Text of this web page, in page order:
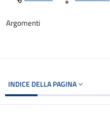
Argomenti
INDICE DELLA PAGINA